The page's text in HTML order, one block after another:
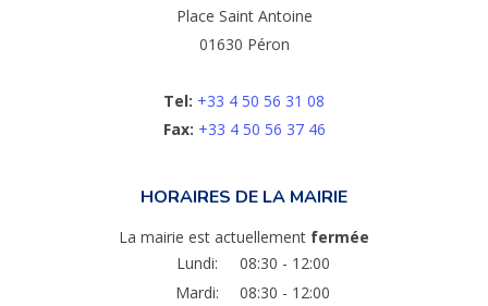
Place Saint Antoine
01630 Péron
Tel: +33 4 50 56 31 08
Fax: +33 4 50 56 37 46
HORAIRES DE LA MAIRIE
La mairie est actuellement fermée
Lundi:
08:30 - 12:00
Mardi:
08:30 - 12:00